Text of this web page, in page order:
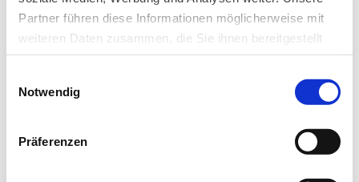
Partner führen diese Informationen möglicherweise mit
weiteren Daten zusammen, die Sie ihnen bereitgestellt
haben oder die sie im Rahmen Ihrer Nutzung der Dienste
Notwendig
Präferenzen
Newsletter­anmeldung
Bleiben Sie auf dem Laufenden. Der MT-Dialog-
Newsletter informiert Sie jede Woche kostenfrei
über die wichtigsten Branchen-News, aktuelle